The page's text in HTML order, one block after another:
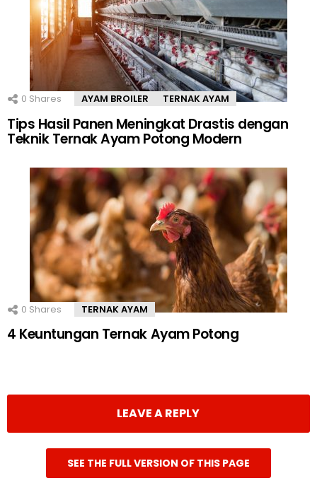
0 Shares AYAM BROILER TERNAK AYAM
Tips Hasil Panen Meningkat Drastis dengan
Teknik Ternak Ayam Potong Modern
0 Shares TERNAK AYAM
4 Keuntungan Ternak Ayam Potong
LEAVE A REPLY
SEE THE FULL VERSION OF THIS PAGE